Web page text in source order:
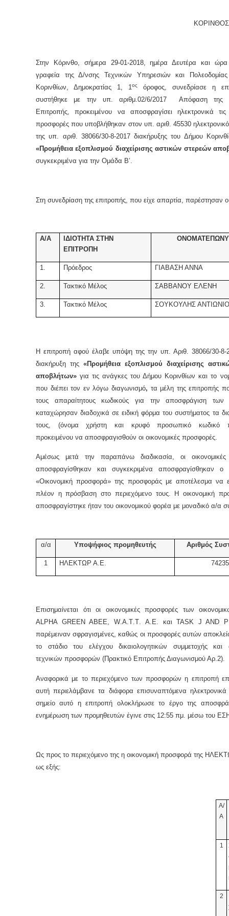
Στην Κόρινθο, σήμερα 29-01-2018, ημέρα Δευτέρα και
γραφεία της Δ/νσης Τεχνικών Υπηρεσιών και
Κορινθίων, Δημοκρατίας 1, 1 οςόροφος, συνεδρίασε η
συστήθηκε με την υπ. αριθμ.02/6/2017 Απόφαση της
Επιτροπής, προκειμένου να αποσφραγίσει ηλεκτρονικά τις
προσφορές που υποβλήθηκαν στον υπ. αριθ. 45530
της υπ. αριθ. 38066/30-8-2017 διακήρυξης του Δήμου
«Προμήθεια εξοπλισμού διαχείρισης αστικών στερεών
συγκεκριμένα για την Ομάδα Β’.
Στη συνεδρίαση της επιτροπής, που είχε απαρτία, παρέστησαν
Α/Α
ΙΔΙΟΤΗΤΑ ΣΤΗΝ
ΕΠΙΤΡΟΠΗ
1. Πρόεδρος ΓΙΑΒΑΣΗ ΑΝΝΑ
2. Τακτικό Μέλος ΣΑΒΒΑΝΟΥ ΕΛΕΝΗ
3. Τακτικό Μέλος ΣΟΥΚΟΥΛΗΣ
Η επιτροπή αφού έλαβε υπόψη της την υπ. Αριθ. 38066/30-8-
διακήρυξη της «Προμήθεια εξοπλισμού διαχείρισης
αποβλήτων» για τις ανάγκες του Δήμου Κορινθίων και το
που διέπει τον εν λόγω διαγωνισμό, τα µέλη της επιτροπής
τους απαραίτητους κωδικούς για την αποσφράγιση των
καταχώρησαν διαδοχικά σε ειδική φόρμα του συστήματος τα
τους, (όνομα χρήστη και κρυφό προσωπικό κωδικό
προκειμένου να αποσφραγισθούν οι οικονομικές προσφορές.
Αμέσως μετά την παραπάνω διαδικασία, οι
αποσφραγίσθηκαν και συγκεκριμένα αποσφραγίσθηκαν ο
«Οικονομική προσφορά» της προσφοράς με αποτέλεσμα να
πλέον η πρόσβαση στο περιεχόμενο τους. Η οικονομική
αποσφραγίστηκε ήταν του οικονομικού φορέα με μοναδικό α/α
α/α Υποψήφιος προμηθευτής Αριθμός
1 ΗΛΕΚΤΩΡ Α.Ε. 74235
Επισημαίνεται ότι οι οικονομικές προσφορές των
ALPHA GREEN ABEE, W.A.T.T.A. E. καιTASK J AND P
παρέμειναν σφραγισμένες, καθώς οι προσφορές αυτών
το στάδιο του ελέγχου δικαιολογητικών συμμετοχής και
τεχνικών προσφορών (Πρακτικό Επιτροπής Διαγωνισμού Αρ.2).
Αναφορικά με το περιεχόμενο των προσφορών η επιτροπή
αυτή περιελάμβανε τα διάφορα επισυναπτόμενα
σημείο αυτό η επιτροπή ολοκλήρωσε το έργο της
ενημέρωση των προμηθευτών έγινε στις 12:55 πμ. μέσω του
Ως προς το περιεχόμενο της η οικονομική προσφορά της
ως εξής:
Α/
Α
1
2